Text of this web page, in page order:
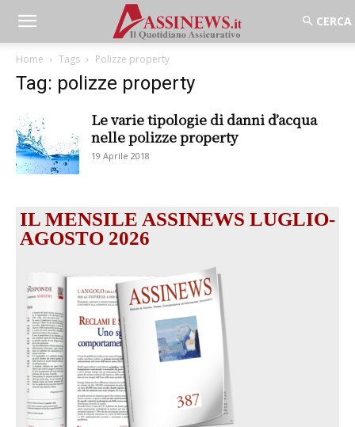
Home Tags Polizze property
Tag: polizze property
Le varie tipologie di danni d’acqua
nelle polizze property
19 Aprile 2018
IL MENSILE ASSINEWS LUGLIO-
AGOSTO 2026